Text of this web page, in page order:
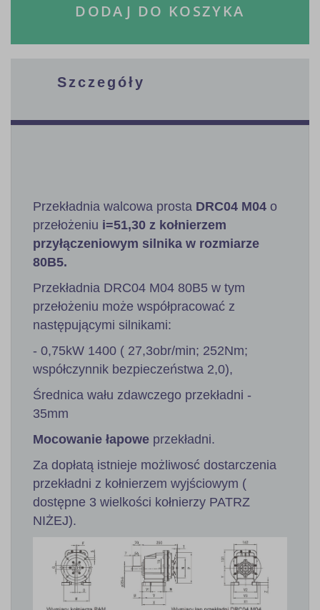
DODAJ DO KOSZYKA
Szczegóły
Przekładnia walcowa prosta DRC04 M04 o
przełożeniu i=51,30 z kołnierzem
przyłączeniowym silnika w rozmiarze
80B5.
Przekładnia DRC04 M04 80B5 w tym
przełożeniu może współpracować z
następującymi silnikami:
- 0,75kW 1400 ( 27,3obr/min; 252Nm;
współczynnik bezpieczeństwa 2,0),
Średnica wału zdawczego przekładni -
35mm
Mocowanie łapowe przekładni.
Za dopłatą istnieje możliwosć dostarczenia
przekładni z kołnierzem wyjściowym (
dostępne 3 wielkości kołnierzy PATRZ
NIŻEJ).